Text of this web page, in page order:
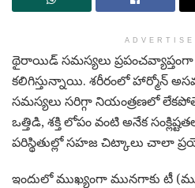
థైరాయిడ్ సమస్యలు
కలిగిస్తున్నాయి. శరీరంలో హార్మోన్
సమస్యలు సరిగ్గా నియంత్రణలో
ఒత్తిడి, శక్తి లోపం వంటి అనేక
పరిస్థితుల్లో సహజ చిట్కాలు చాలా
ఇందులో ముఖ్యంగా మునగాకు టీ